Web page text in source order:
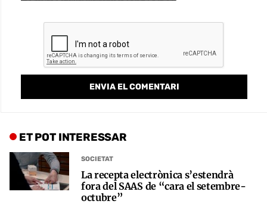
ET POT INTERESSAR
SOCIETAT
La recepta electrònica s’estendrà
fora del SAAS de “cara el setembre-
octubre”